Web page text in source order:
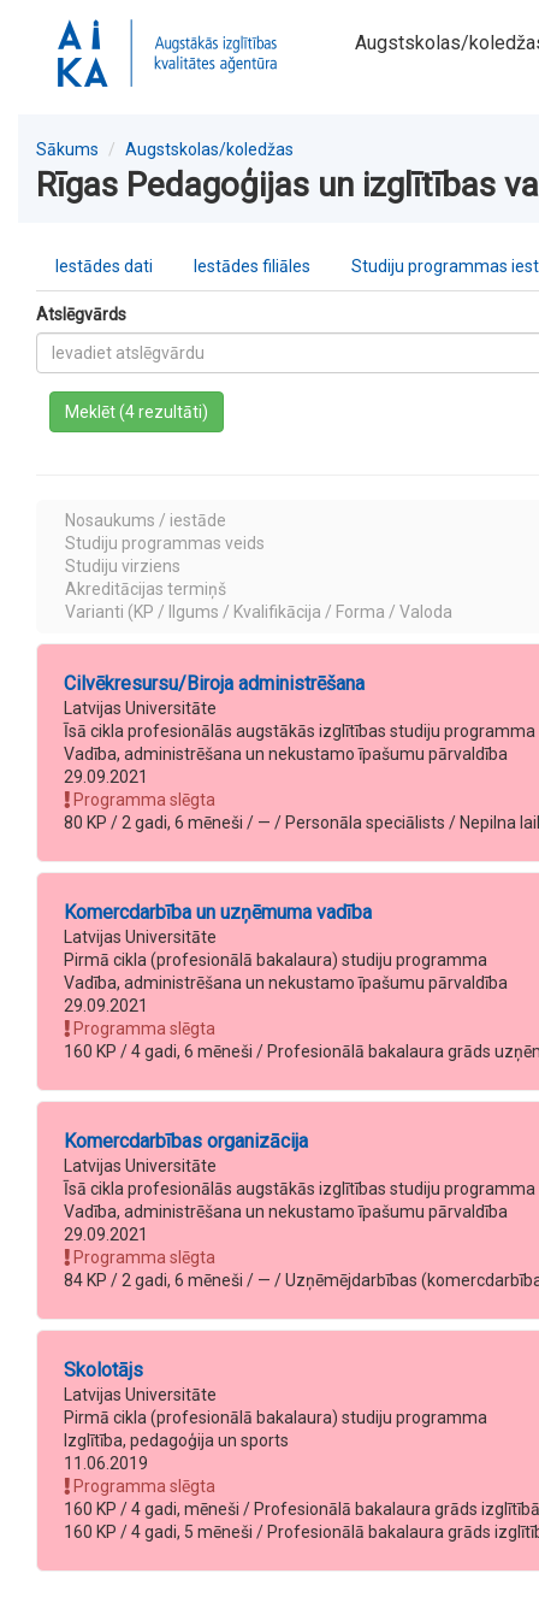
Augstskolas/
Sākums Augstskolas/koledžas
Rīgas Pedagoģijas un izglītības
Iestādes dati Iestādes filiāles Studiju programmas
Atslēgvārds
Meklēt (4 rezultāti)
Nosaukums / iestāde
Studiju programmas veids
Studiju virziens
Akreditācijas termiņš
Varianti (KP / Ilgums / Kvalifikācija / Forma / Valoda
Cilvēkresursu/Biroja administrēšana
Latvijas Universitāte
Īsā cikla profesionālās augstākās izglītības studiju programma
Vadība, administrēšana un nekustamo īpašumu pārvaldība
29.09.2021
Programma slēgta
80 KP / 2 gadi, 6 mēneši / — / Personāla speciālists / Nepilna
Komercdarbība un uzņēmuma vadība
Latvijas Universitāte
Pirmā cikla (profesionālā bakalaura) studiju programma
Vadība, administrēšana un nekustamo īpašumu pārvaldība
29.09.2021
Programma slēgta
160 KP / 4 gadi, 6 mēneši / Profesionālā bakalaura grāds
Komercdarbības organizācija
Latvijas Universitāte
Īsā cikla profesionālās augstākās izglītības studiju programma
Vadība, administrēšana un nekustamo īpašumu pārvaldība
29.09.2021
Programma slēgta
84 KP / 2 gadi, 6 mēneši / — / Uzņēmējdarbības
Skolotājs
Latvijas Universitāte
Pirmā cikla (profesionālā bakalaura) studiju programma
Izglītība, pedagoģija un sports
11.06.2019
Programma slēgta
160 KP / 4 gadi, mēneši / Profesionālā bakalaura grāds
160 KP / 4 gadi, 5 mēneši / Profesionālā bakalaura grāds